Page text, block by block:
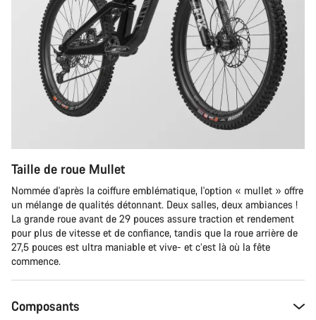
Taille de roue Mullet
Nommée d'après la coiffure emblématique, l'option « mullet » offre
un mélange de qualités détonnant. Deux salles, deux ambiances !
La grande roue avant de 29 pouces assure traction et rendement
pour plus de vitesse et de confiance, tandis que la roue arrière de
27,5 pouces est ultra maniable et vive- et c’est là où la fête
commence.
Composants